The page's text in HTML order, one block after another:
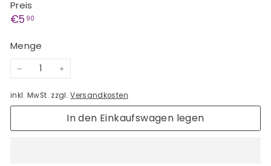
Preis
Normaler
€5 90
Menge
− +
inkl. MwSt. zzgl.Versandkosten
In den Einkaufswagen legen